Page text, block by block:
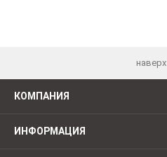
наверх
КОМПАНИЯ
ИНФОРМАЦИЯ